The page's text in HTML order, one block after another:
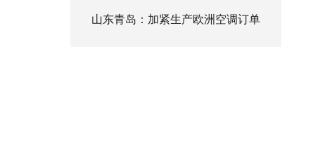
山东青岛：加紧生产欧洲空调订单